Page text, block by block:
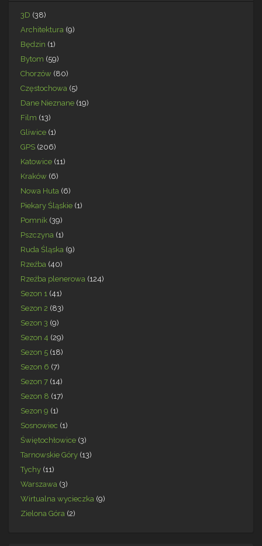
3D (38)
Architektura (9)
Będzin (1)
Bytom (59)
Chorzów (80)
Częstochowa (5)
Dane Nieznane (19)
Film (13)
Gliwice (1)
GPS (206)
Katowice (11)
Kraków (6)
Nowa Huta (6)
Piekary Śląskie (1)
Pomnik (39)
Pszczyna (1)
Ruda Śląska (9)
Rzeźba (40)
Rzeźba plenerowa (124)
Sezon 1 (41)
Sezon 2 (83)
Sezon 3 (9)
Sezon 4 (29)
Sezon 5 (18)
Sezon 6 (7)
Sezon 7 (14)
Sezon 8 (17)
Sezon 9 (1)
Sosnowiec (1)
Świętochłowice (3)
Tarnowskie Góry (13)
Tychy (11)
Warszawa (3)
Wirtualna wycieczka (9)
Zielona Góra (2)